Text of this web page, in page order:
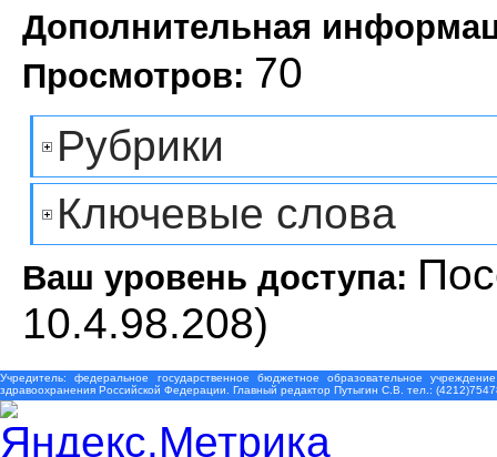
Дополнительная
Просмотров: 70
Рубрики
Ключевые слова
Ваш уровень доступа:
10.4.98.208)
Учредитель: федеральное государственное бюджетное образовательное
здравоохранения Российской Федерации. Главный редактор Путыгин С.В. тел.: